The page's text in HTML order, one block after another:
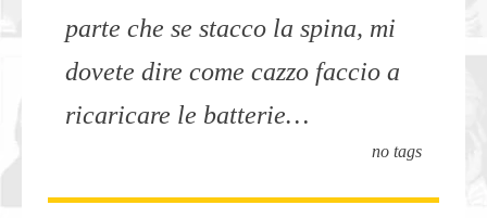
parte che se stacco la spina, mi
dovete dire come cazzo faccio a
ricaricare le batterie…
no tags